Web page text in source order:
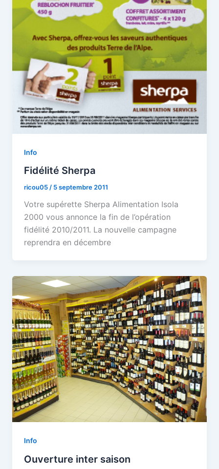
Info
Fidélité Sherpa
ricou05/ 5 septembre 2011
Votre supérette Sherpa Alimentation Isola
2000 vous annonce la fin de l’opération
fidélité 2010/2011. La nouvelle campagne
reprendra en décembre
Info
Ouverture inter saison